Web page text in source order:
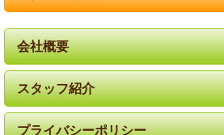
会社概要
スタッフ紹介
プライバシーポリシー